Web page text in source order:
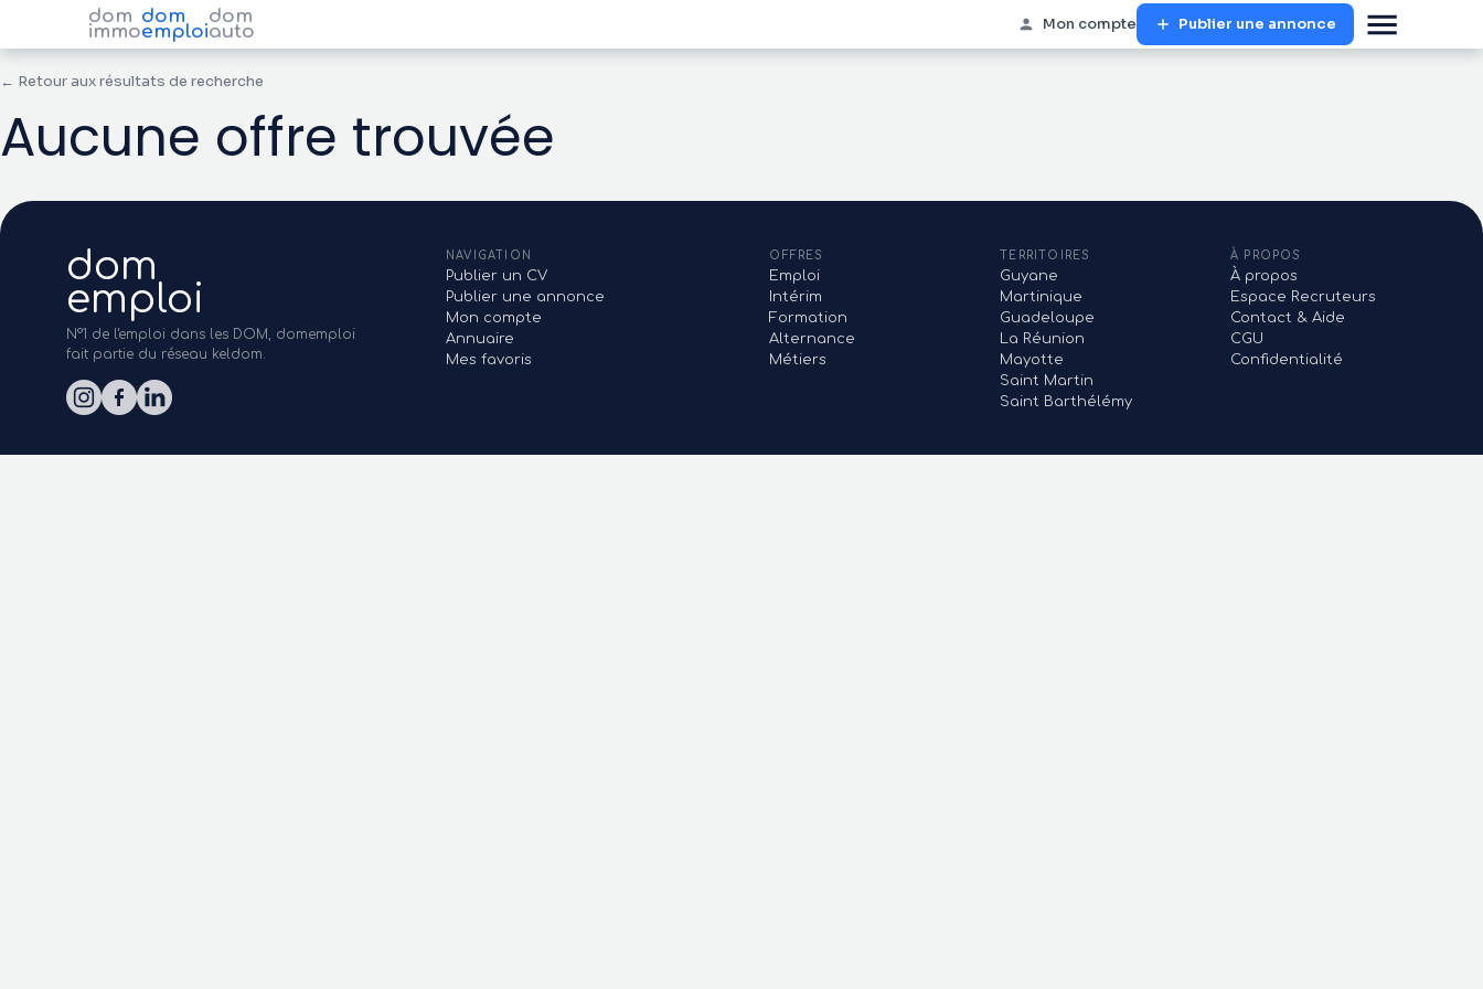
dom
immo
dom
emploi
dom
auto Mon compte Publier une annonce
← Retour aux résultats de recherche
Aucune offre trouvée
dom
emploi
N°1 de l'emploi dans les DOM, domemploi
fait partie du réseau keldom.
NAVIGATION
Publier un CV
Publier une annonce
Mon compte
Annuaire
Mes favoris
OFFRES
Emploi
Intérim
Formation
Alternance
Métiers
TERRITOIRES
Guyane
Martinique
Guadeloupe
La Réunion
Mayotte
Saint Martin
Saint Barthélémy
À PROPOS
À propos
Espace Recruteurs
Contact & Aide
CGU
Confidentialité